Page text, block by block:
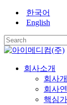
Skip
content
한국어
English
Close
search
Menu
회사소개
회사
회사
핵심가